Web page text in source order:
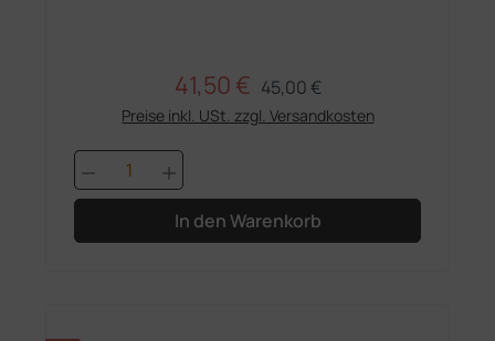
Verkaufspreis:
41,50 € Regulärer Preis:
45,00 €
Preise inkl. USt. zzgl. Versandkosten
Produkt Anzahl: Gib den
In den Warenkorb